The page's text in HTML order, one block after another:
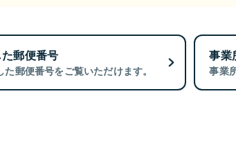
郵便番号
郵便番号をご覧いただけます。
事業
事業